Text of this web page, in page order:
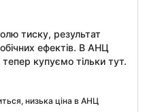
тиску, результат
ефектів. В АНЦ
купуємо тільки тут.
низька ціна в АНЦ